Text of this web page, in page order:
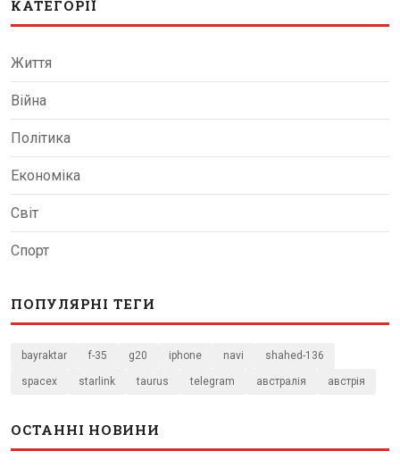
КАТЕГОРІЇ
Життя
Війна
Політика
Економіка
Світ
Спорт
ПОПУЛЯРНІ ТЕГИ
bayraktar f-35 g20 iphone navi shahed-136
spacex starlink taurus telegram австралія австрія
ОСТАННІ НОВИНИ